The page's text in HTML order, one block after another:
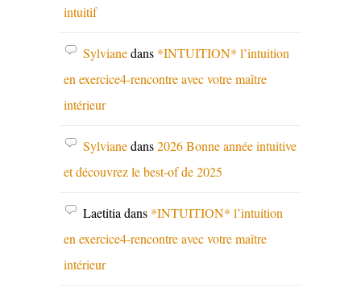
intuitif
Sylvianedans *INTUITION* l’intuition
en exercice4-rencontre avec votre maître
intérieur
Sylvianedans2026 Bonne année intuitive
et découvrez le best-of de 2025
Laetitia dans *INTUITION* l’intuition
en exercice4-rencontre avec votre maître
intérieur